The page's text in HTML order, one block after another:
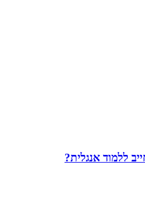
ללמוד אנגלית?